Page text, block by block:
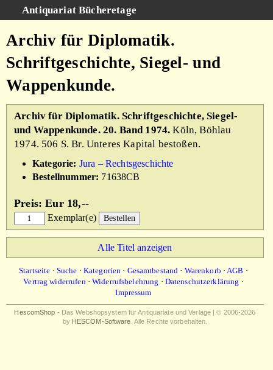
Antiquariat Bücheretage
Kategorien
Gesamtbestand
Warenkorb
AGB
Archiv für Diplomatik.
Schriftgeschichte, Siegel- und
Wappenkunde.
Archiv für Diplomatik. Schriftgeschichte, Siegel-
und Wappenkunde. 20. Band 1974. Köln, Böhlau
1974. 506 S. Br. Unteres Kapital bestoßen.
Kategorie: Jura – Rechtsgeschichte
Bestellnummer: 71638CB
Preis: Eur 18,--
Exemplar(e)
Alle Titel anzeigen
Startseite · Suche · Kategorien · Gesamtbestand · Warenkorb ·AGB ·
Vertrag widerrufen·Widerrufsbelehrung · Datenschutzerklärung ·
Impressum
HescomShop - Das Webshopsystem für Antiquariate und Verlage | © 2006-2026
by HESCOM-Software . Alle Rechte vorbehalten.